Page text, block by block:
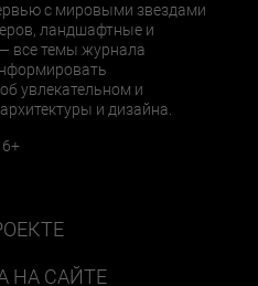
с мировыми звездами
ландшафтные и
все темы журнала
увлекательном и
и дизайна.
НА САЙТЕ